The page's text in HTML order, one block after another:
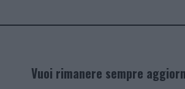
Vuoi rimanere sempre